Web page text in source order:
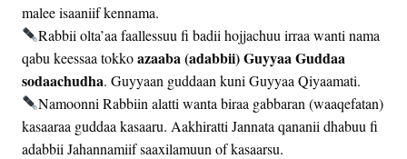
malee isaaniif kennama.
Rabbii olta’aa faallessuu fi badii hojjachuu irraa wanti nama
qabu keessaa tokkoazaaba (adabbii) Guyyaa Guddaa
sodaachudha. Guyyaan guddaan kuni Guyyaa Qiyaamati.
Namoonni Rabbiin alatti wanta biraa gabbaran (waaqefatan)
kasaaraa guddaa kasaaru. Aakhiratti Jannata qananii dhabuu fi
adabbii Jahannamiif saaxilamuun of kasaarsu.